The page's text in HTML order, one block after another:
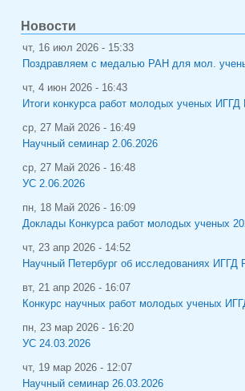
Новости
чт, 16 июл 2026 - 15:33
Поздравляем с медалью РАН для мол.
чт, 4 июн 2026 - 16:43
Итоги конкурса работ молодых ученых ИГГД
ср, 27 Май 2026 - 16:49
Научный семинар 2.06.2026
ср, 27 Май 2026 - 16:48
УС 2.06.2026
пн, 18 Май 2026 - 16:09
Доклады Конкурса работ молодых ученых
чт, 23 апр 2026 - 14:52
Научный Петербург об исследованиях ИГГД
вт, 21 апр 2026 - 16:07
Конкурс научных работ молодых ученых
пн, 23 мар 2026 - 16:20
УС 24.03.2026
чт, 19 мар 2026 - 12:07
Научный семинар 26.03.2026